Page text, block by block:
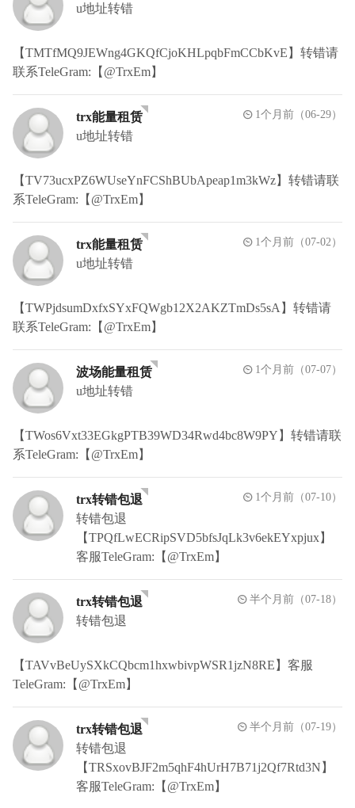
u地址转错
【TMTfMQ9JEWng4GKQfCjoKHLpqbFmCCbKvE】转错请
联系TeleGram:【@TrxEm】
trx能量租赁 1个月前（06-29）
u地址转错
【TV73ucxPZ6WUseYnFCShBUbApeap1m3kWz】转错请联
系TeleGram:【@TrxEm】
trx能量租赁 1个月前（07-02）
u地址转错
【TWPjdsumDxfxSYxFQWgb12X2AKZTmDs5sA】转错请
联系TeleGram:【@TrxEm】
波场能量租赁 1个月前（07-07）
u地址转错
【TWos6Vxt33EGkgPTB39WD34Rwd4bc8W9PY】转错请联
系TeleGram:【@TrxEm】
trx转错包退 1个月前（07-10）
转错包退
【TPQfLwECRipSVD5bfsJqLk3v6ekEYxpjux】
客服TeleGram:【@TrxEm】
trx转错包退 半个月前（07-18）
转错包退
【TAVvBeUySXkCQbcm1hxwbivpWSR1jzN8RE】客服
TeleGram:【@TrxEm】
trx转错包退 半个月前（07-19）
转错包退
【TRSxovBJF2m5qhF4hUrH7B71j2Qf7Rtd3N】
客服TeleGram:【@TrxEm】